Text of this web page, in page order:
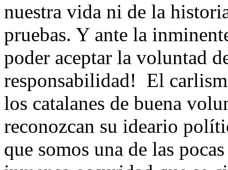
nuestra vida ni de la
pruebas. Y ante la
poder aceptar la voluntad
responsabilidad! El
los catalanes de buena
reconozcan su ideario
que somos una de las